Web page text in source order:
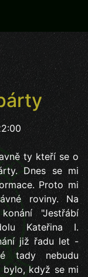
ty kteří se o
Dnes se mi
Proto mi
roviny. Na
"Jestřábí
Kateřina I.
již řadu let -
tady nebudu
když se mi